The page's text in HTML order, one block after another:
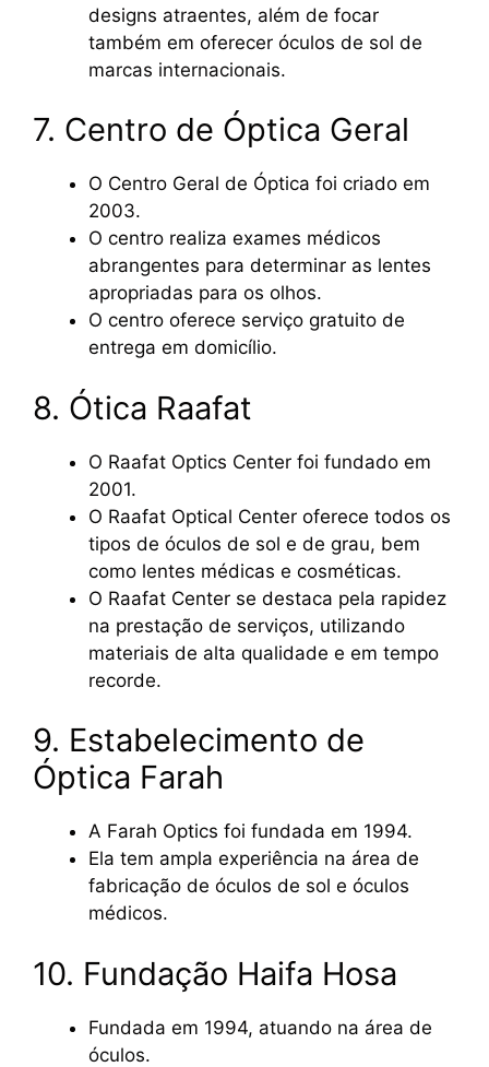
designs atraentes, além de focar
também em oferecer óculos de sol de
marcas internacionais.
7. Centro de Óptica Geral
O Centro Geral de Óptica foi criado em
2003.
O centro realiza exames médicos
abrangentes para determinar as lentes
apropriadas para os olhos.
O centro oferece serviço gratuito de
entrega em domicílio.
8. Ótica Raafat
O Raafat Optics Center foi fundado em
2001.
O Raafat Optical Center oferece todos os
tipos de óculos de sol e de grau, bem
como lentes médicas e cosméticas.
O Raafat Center se destaca pela rapidez
na prestação de serviços, utilizando
materiais de alta qualidade e em tempo
recorde.
9. Estabelecimento de
Óptica Farah
A Farah Optics foi fundada em 1994.
Ela tem ampla experiência na área de
fabricação de óculos de sol e óculos
médicos.
10. Fundação Haifa Hosa
Fundada em 1994, atuando na área de
óculos.